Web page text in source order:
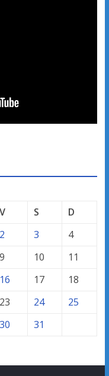
V S
D
2 3
4
9 10
11
16 17
18
23 24
25
30 31